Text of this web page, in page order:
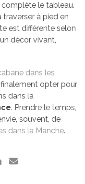
le tableau.
traverser à pied en
est différente selon
décor vivant,
dans les
finalement opter pour
dans la
. Prendre le temps,
souvent, de
dans la Manche.